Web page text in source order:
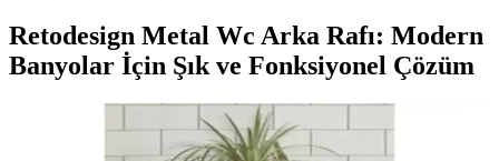
Retodesign Metal Wc Arka Rafı: Modern
Banyolar İçin Şık ve Fonksiyonel Çözüm